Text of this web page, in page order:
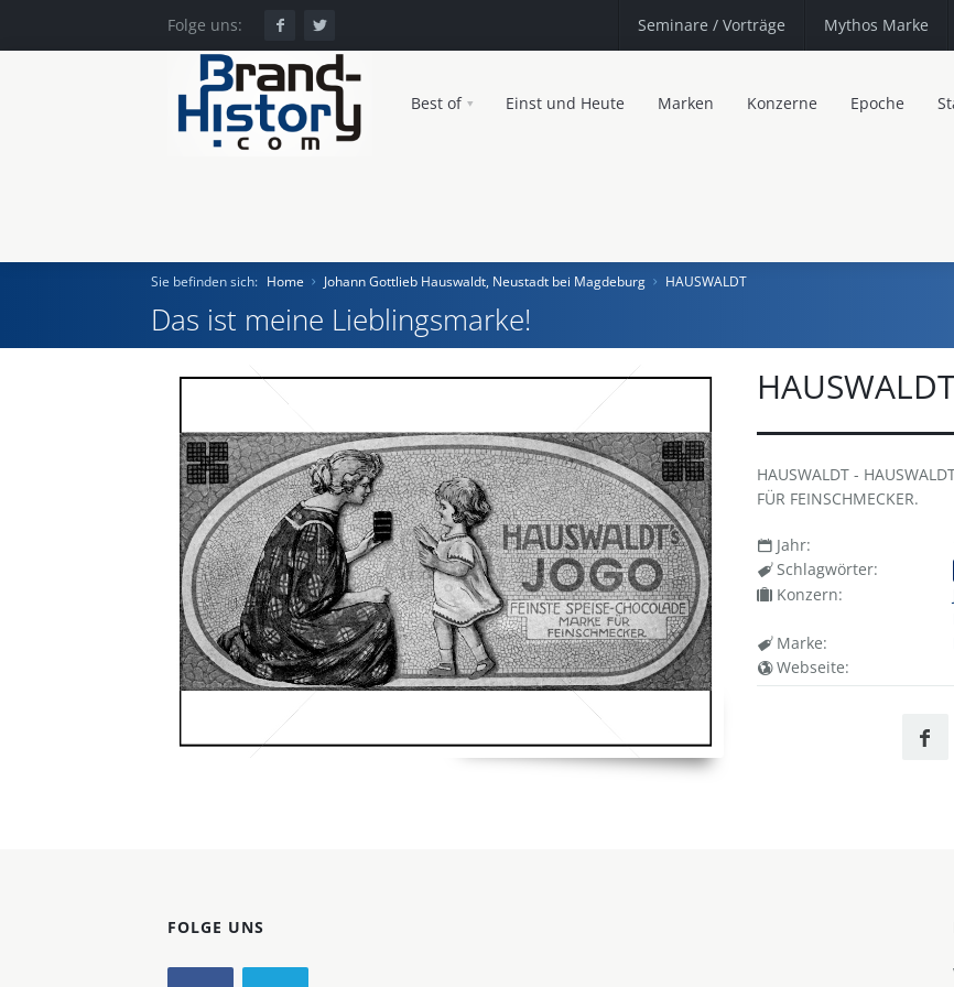
Folge uns: Seminare / Vorträge Mythos Marke
Best of Einst und Heute Marken Konzerne Epoche
Home
Marken
Konzerne
Epoche
Sie befinden sich: Home Johann Gottlieb Hauswaldt, Neustadt bei Magdeburg HAUSWALDT
Das ist meine Lieblingsmarke!
HAUSWALDT -
FÜR FEINSCHMECKER.
Jahr:
Schlagwörter:
Konzern:
Marke:
Webseite:
FOLGE UNS